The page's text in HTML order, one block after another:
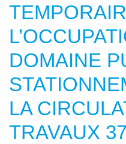
DOMAINE
LA
TRAVAUX